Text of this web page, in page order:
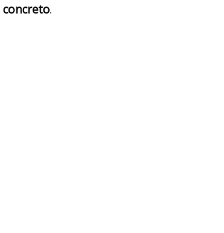
concreto.